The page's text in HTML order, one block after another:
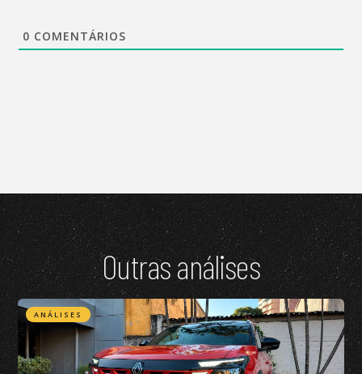
0 COMENTÁRIOS
Outras análises
ANÁLISES